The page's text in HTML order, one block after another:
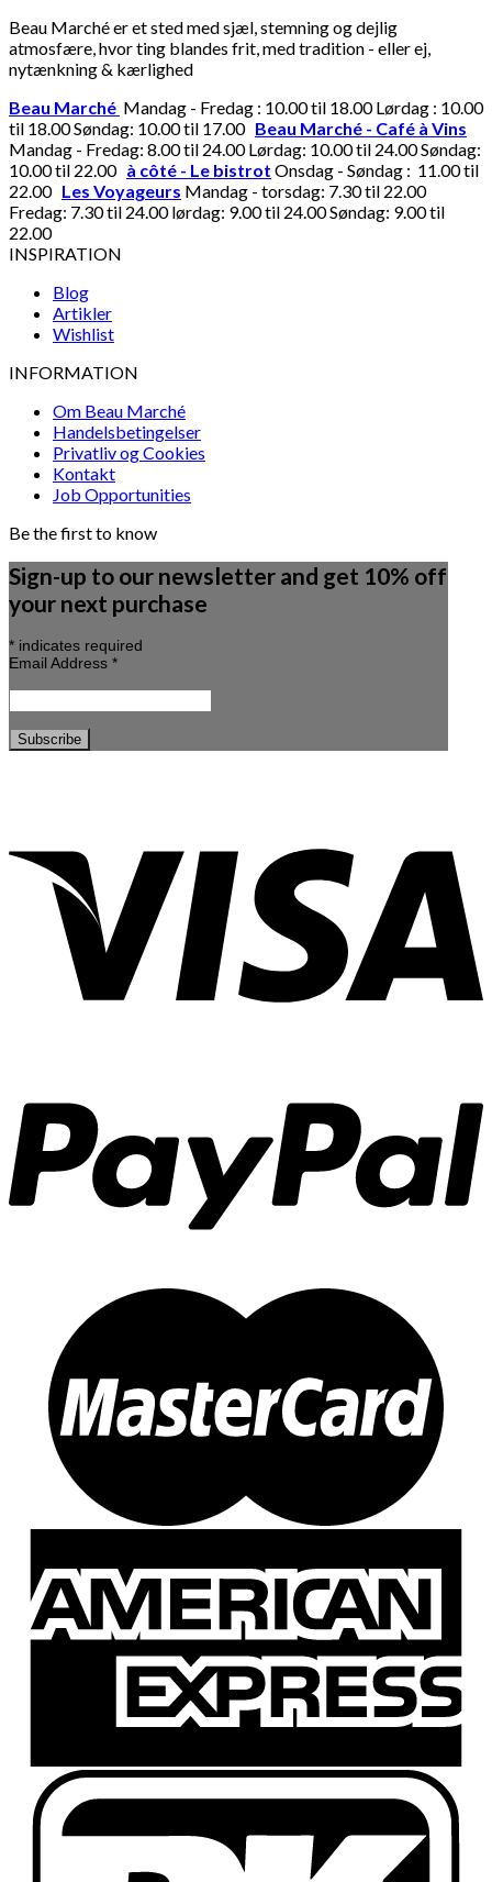
Beau Marché er et sted med sjæl, stemning og dejlig
atmosfære, hvor ting blandes frit, med tradition - eller ej,
nytænkning & kærlighed
Beau Marché Mandag - Fredag : 10.00 til 18.00 Lørdag : 10.00
til 18.00 Søndag: 10.00 til 17.00 Beau Marché - Café à Vins
Mandag - Fredag: 8.00 til 24.00 Lørdag: 10.00 til 24.00 Søndag:
10.00 til 22.00 à côté - Le bistrot Onsdag - Søndag : 11.00 til
22.00 Les Voyageurs Mandag - torsdag: 7.30 til 22.00
Fredag: 7.30 til 24.00 lørdag: 9.00 til 24.00 Søndag: 9.00 til
22.00
INSPIRATION
Blog
Artikler
Wishlist
INFORMATION
Om Beau Marché
Handelsbetingelser
Privatliv og Cookies
Kontakt
Job Opportunities
Be the first to know
Sign-up to our newsletter and get 10% off
your next purchase
* indicates required
Email Address *